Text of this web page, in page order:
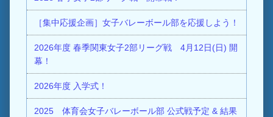
［集中応援企画］女子バレーボール部を応援しよう！
2026年度 春季関東女子2部リーグ戦 4月12日(日) 開
幕！
2026年度 入学式！
2025 体育会女子バレーボール部 公式戦予定 & 結果